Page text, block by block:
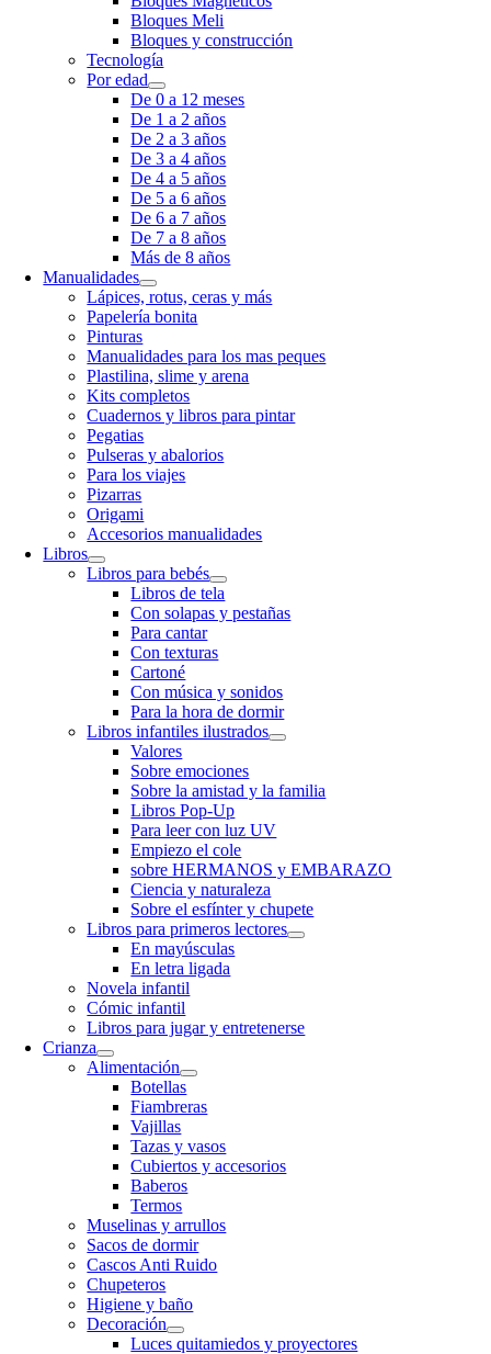
Bloques Meli
Bloques y construcción
Tecnología
Por edad
De 0 a 12 meses
De 1 a 2 años
De 2 a 3 años
De 3 a 4 años
De 4 a 5 años
De 5 a 6 años
De 6 a 7 años
De 7 a 8 años
Más de 8 años
Manualidades
Lápices, rotus, ceras y más
Papelería bonita
Pinturas
Manualidades para los mas peques
Plastilina, slime y arena
Kits completos
Cuadernos y libros para pintar
Pegatias
Pulseras y abalorios
Para los viajes
Pizarras
Origami
Accesorios manualidades
Libros
Libros para bebés
Libros de tela
Con solapas y pestañas
Para cantar
Con texturas
Cartoné
Con música y sonidos
Para la hora de dormir
Libros infantiles ilustrados
Valores
Sobre emociones
Sobre la amistad y la familia
Libros Pop-Up
Para leer con luz UV
Empiezo el cole
sobre HERMANOS y EMBARAZO
Ciencia y naturaleza
Sobre el esfínter y chupete
Libros para primeros lectores
En mayúsculas
En letra ligada
Novela infantil
Cómic infantil
Libros para jugar y entretenerse
Crianza
Alimentación
Botellas
Fiambreras
Vajillas
Tazas y vasos
Cubiertos y accesorios
Baberos
Termos
Muselinas y arrullos
Sacos de dormir
Cascos Anti Ruido
Chupeteros
Higiene y baño
Decoración
Luces quitamiedos y proyectores